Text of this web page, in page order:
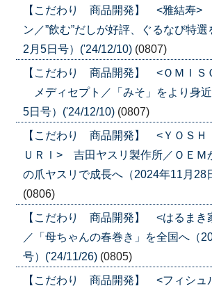
【こだわり 商品開発】 <雅結寿>
ン／”飲む”だしが好評、ぐるなび特
2月5日号）('24/12/10) (0807)
【こだわり 商品開発】 <ＯＭＩＳ
メディセプト／「みそ」をより身
5日号）('24/12/10) (0807)
【こだわり 商品開発】 <ＹＯＳＨ
ＵＲＩ> 吉田ヤスリ製作所／ＯＥＭ
の爪ヤスリで成長へ（2024年11月28
(0806)
【こだわり 商品開発】 <はるま
／「母ちゃんの春巻き」を全国へ（
号）('24/11/26) (0805)
【こだわり 商品開発】 <フィシ